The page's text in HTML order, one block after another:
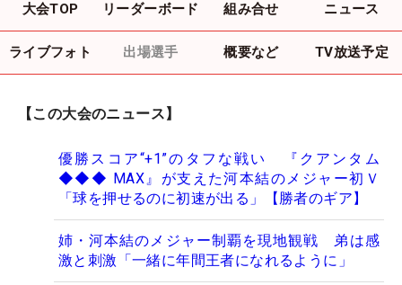
大会TOP リーダーボード 組み合せ ニュース
ライブフォト 出場選手 概要など TV放送予定
【この大会のニュース】
優勝スコア“+1”のタフな戦い 『クアンタム
◆◆◆ MAX』が支えた河本結のメジャー初Ｖ
「球を押せるのに初速が出る」【勝者のギア】
姉・河本結のメジャー制覇を現地観戦 弟は感
激と刺激「一緒に年間王者になれるように」